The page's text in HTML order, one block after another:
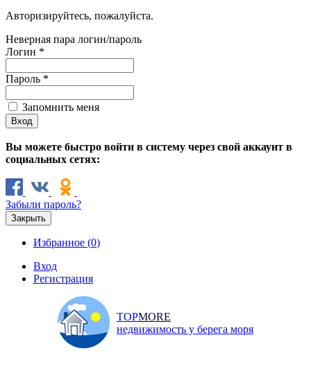
Авторизируйтесь, пожалуйста.
Неверная пара логин/пароль
Логин *
Пароль *
Запомнить меня
Вы можете быстро войти в систему через свой аккаунт в
социальных сетях:
Забыли пароль?
Закрыть
Избранное (0)
Вход
Регистрация
TOPMORE
недвижимость у берега моря